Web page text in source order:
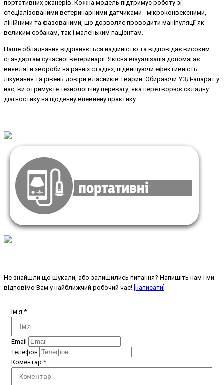
портативних сканерів. Кожна модель підтримує роботу зі
спеціалізованими ветеринарними датчиками - мікроконвексними,
лінійними та фазованими, що дозволяє проводити маніпуляції як
великим собакам, так і маленьким пацієнтам.
Наше обладнання відрізняється надійністю та відповідає високим
стандартам сучасної ветеринарії. Якісна візуалізація допомагає
виявляти хвороби на ранніх стадіях, підвищуючи ефективність
лікування та рівень довіри власників тварин. Обираючи УЗД-апарат у
нас, ви отримуєте технологічну перевагу, яка перетворює складну
діагностику на щоденну впевнену практику
Не знайшли що шукали, або залишились питання? Напишіть нам і ми
відповімо Вам у найближчий робочий час! [написати]
Ім'я *
Email
Телефон
Коментар *